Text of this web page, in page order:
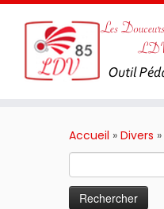
Accueil » Divers »